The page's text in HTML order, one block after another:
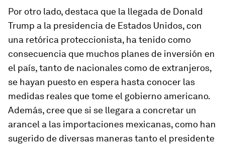
Por otro lado, destaca que la llegada de Donald
Trump a la presidencia de Estados Unidos, con
una retórica proteccionista, ha tenido como
consecuencia que muchos planes de inversión en
el país, tanto de nacionales como de extranjeros,
se hayan puesto en espera hasta conocer las
medidas reales que tome el gobierno americano.
Además, cree que si se llegara a concretar un
arancel a las importaciones mexicanas, como han
sugerido de diversas maneras tanto el presidente